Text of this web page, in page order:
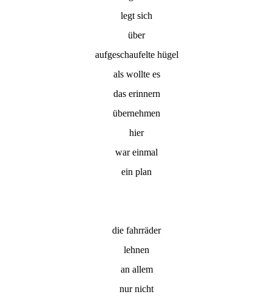
legt sich
über
aufgeschaufelte hügel
als wollte es
das erinnern
übernehmen
hier
war einmal
ein plan
die fahrräder
lehnen
an allem
nur nicht